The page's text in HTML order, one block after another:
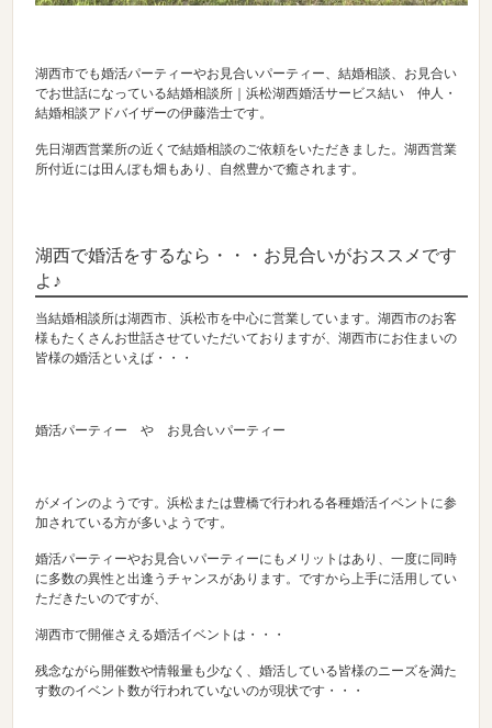
湖西市でも婚活パーティーやお見合いパーティー、結婚相談、お見合い
でお世話になっている結婚相談所｜浜松湖西婚活サービス結い 仲人・
結婚相談アドバイザーの伊藤浩士です。
先日湖西営業所の近くで結婚相談のご依頼をいただきました。湖西営業
所付近には田んぼも畑もあり、自然豊かで癒されます。
湖西で婚活をするなら・・・お見合いがおススメです
よ♪
当結婚相談所は湖西市、浜松市を中心に営業しています。湖西市のお客
様もたくさんお世話させていただいておりますが、湖西市にお住まいの
皆様の婚活といえば・・・
婚活パーティー や お見合いパーティー
がメインのようです。浜松または豊橋で行われる各種婚活イベントに参
加されている方が多いようです。
婚活パーティーやお見合いパーティーにもメリットはあり、一度に同時
に多数の異性と出逢うチャンスがあります。ですから上手に活用してい
ただきたいのですが、
湖西市で開催さえる婚活イベントは・・・
残念ながら開催数や情報量も少なく、婚活している皆様のニーズを満た
す数のイベント数が行われていないのが現状です・・・